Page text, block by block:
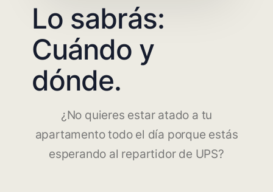
Lo sabrás:
Cuándo y
dónde.
¿No quieres estar atado a tu
apartamento todo el día porque estás
esperando al repartidor de UPS?